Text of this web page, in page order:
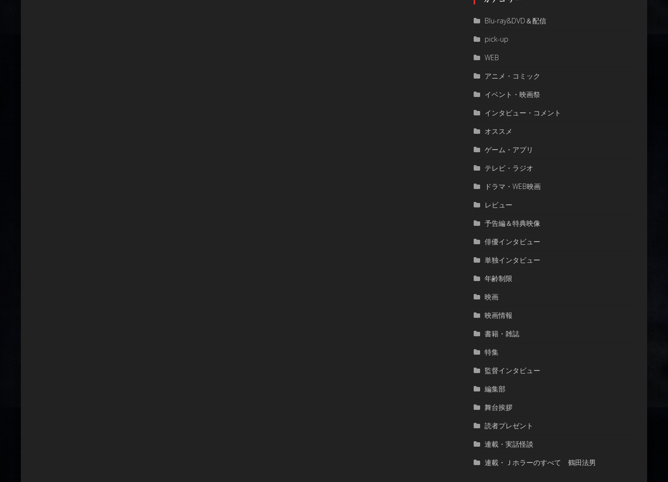
Blu-ray&DVD＆配信
pick-up
WEB
アニメ・コミック
イベント・映画祭
インタビュー・コメント
オススメ
ゲーム・アプリ
テレビ・ラジオ
ドラマ・WEB映画
レビュー
予告編＆特典映像
俳優インタビュー
単独インタビュー
年齢制限
映画
映画情報
書籍・雑誌
特集
監督インタビュー
編集部
舞台挨拶
読者プレゼント
連載・実話怪談
連載・Ｊホラーのすべて 鶴田法男